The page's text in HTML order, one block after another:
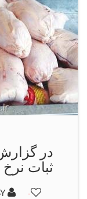
در گزارش
ثبات نرخ مرغ
BY -